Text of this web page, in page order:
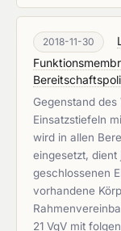
2018-11-30
Gegenstand
Einsatzstiefeln
wird in allen
eingesetzt,
geschlossenen
vorhandene
21 VgV mit